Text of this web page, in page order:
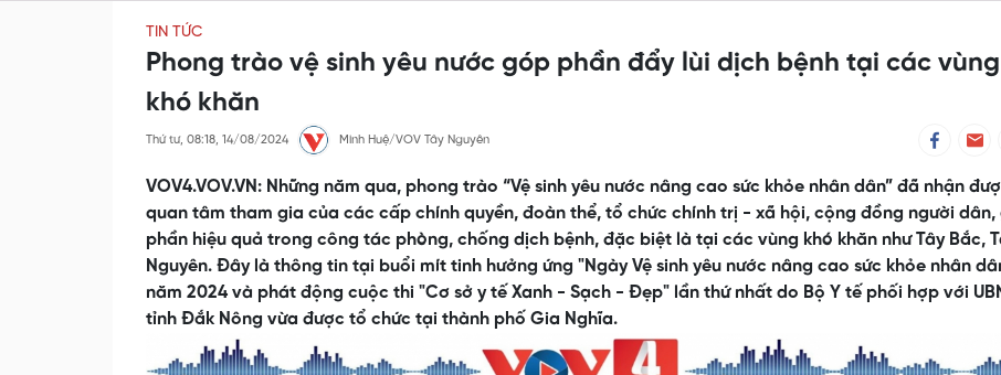
TIN TỨC
Phong trào vệ sinh yêu nước góp phần đẩy lùi dịch bệnh tại các vùng
khó khăn
Thứ tư, 08:18, 14/08/2024 Minh Huệ/VOV Tây Nguyên
VOV4.VOV.VN: Những năm qua, phong trào “Vệ sinh yêu nước nâng cao sức khỏe nhân dân” đã nhận
quan tâm tham gia của các cấp chính quyền, đoàn thể, tổ chức chính trị - xã hội, cộng đồng người dân,
phần hiệu quả trong công tác phòng, chống dịch bệnh, đặc biệt là tại các vùng khó khăn như Tây Bắc,
Nguyên. Đây là thông tin tại buổi mít tinh hưởng ứng "Ngày Vệ sinh yêu nước nâng cao sức khỏe nhân
năm 2024 và phát động cuộc thi "Cơ sở y tế Xanh - Sạch - Đẹp" lần thứ nhất do Bộ Y tế phối hợp với
tỉnh Đắk Nông vừa được tổ chức tại thành phố Gia Nghĩa.